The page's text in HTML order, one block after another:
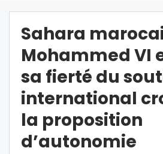
Sahara
Mohammed VI
sa fierté du
international
la proposition
d’autonomie